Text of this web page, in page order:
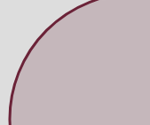
sous plafond inférieure
lumineux, s'ouvre sur
vue imprenable sur